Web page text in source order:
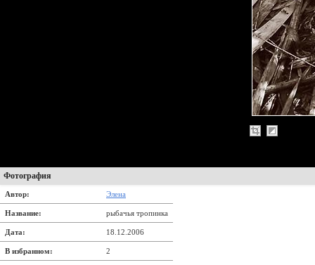
Фотография
Автор: Элена
Название: рыбачья тропинка
Дата: 18.12.2006
В избранном: 2